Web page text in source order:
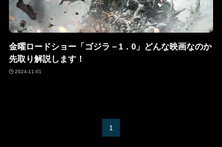
金曜ロードショー「ゴジラ－1．0」どんな映画なのか
先取り解説します！
2024-11-01
1